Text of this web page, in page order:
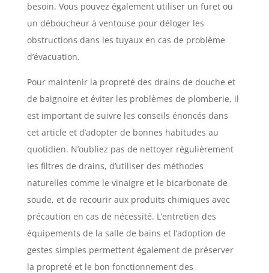
besoin. Vous pouvez également utiliser un furet ou
un déboucheur à ventouse pour déloger les
obstructions dans les tuyaux en cas de problème
d’évacuation.
Pour maintenir la propreté des drains de douche et
de baignoire et éviter les problèmes de plomberie, il
est important de suivre les conseils énoncés dans
cet article et d’adopter de bonnes habitudes au
quotidien. N’oubliez pas de nettoyer régulièrement
les filtres de drains, d’utiliser des méthodes
naturelles comme le vinaigre et le bicarbonate de
soude, et de recourir aux produits chimiques avec
précaution en cas de nécessité. L’entretien des
équipements de la salle de bains et l’adoption de
gestes simples permettent également de préserver
la propreté et le bon fonctionnement des